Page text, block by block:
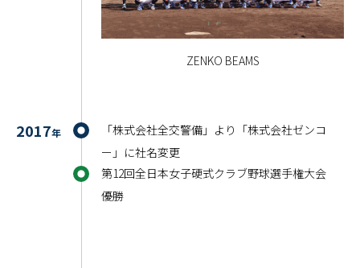
ZENKO BEAMS
2017年
「株式会社全交警備」より「株式会社ゼンコ
ー」に社名変更
第12回全日本女子硬式クラブ野球選手権大会
優勝